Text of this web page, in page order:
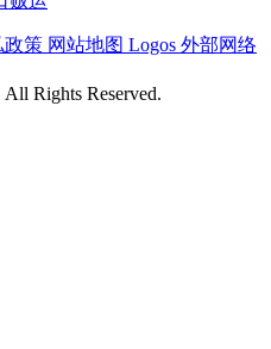
政策 网站地图 Logos 外部网络
Rights Reserved.